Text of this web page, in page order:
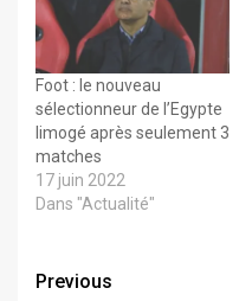
Foot : le nouveau
sélectionneur de l’Egypte
limogé après seulement 3
matches
17 juin 2022
Dans "Actualité"
Previous